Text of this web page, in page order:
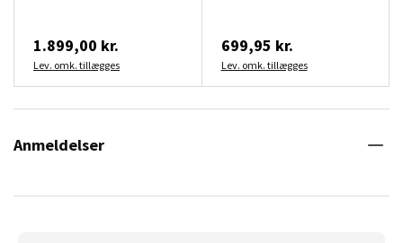
1.899,00 kr.
Lev. omk. tillægges
699,95 kr.
Lev. omk. tillægges
Anmeldelser